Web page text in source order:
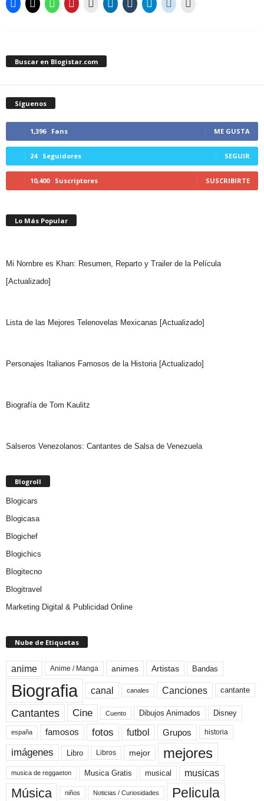
Buscar en Blogistar.com
Síguenos
1,396 Fans ME GUSTA
24 Seguidores SEGUIR
10,400 Suscriptores SUSCRIBIRTE
Lo Más Popular
Mi Nombre es Khan: Resumen, Reparto y Trailer de la Película
[Actualizado]
Lista de las Mejores Telenovelas Mexicanas [Actualizado]
Personajes Italianos Famosos de la Historia [Actualizado]
Biografía de Tom Kaulitz
Salseros Venezolanos: Cantantes de Salsa de Venezuela
Blogroll
Blogicars
Blogicasa
Blogichef
Blogichics
Blogitecno
Blogitravel
Marketing Digital & Publicidad Online
Nube de Etiquetas
anime Anime / Manga animes Artistas Bandas
Biografia canal canales Canciones cantante
Cantantes Cine Cuento Dibujos Animados Disney
españa famosos fotos futbol Grupos historia
imágenes Libro Libros mejor mejores
musica de reggaeton Musica Gratis musical musicas
Música niños Noticias / Curiosidades Pelicula